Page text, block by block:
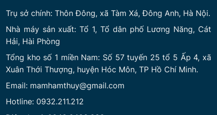
Trụ sở chính: Thôn Đông, xã Tàm Xá, Đông Anh, Hà Nội.
Nhà máy sản xuất: Tổ 1, Tổ dân phố Lương Năng, Cát
Hải, Hài Phòng
Tổng kho số 1 miền Nam: Số 57 tuyến 25 tổ 5 Ấp 4, xã
Xuân Thới Thượng, huyện Hóc Môn, TP Hồ Chí Minh.
Email: mamhamthuy@gmail.com
Hotline: 0932.211.212